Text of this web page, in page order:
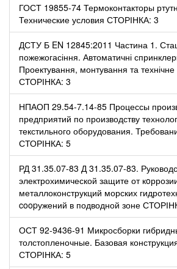
ГОСТ 19855-74 Термоконтакторы
Технические условия СТОРІНКА: 3
ДСТУ Б EN 12845:2011 Частина 1.
пожежогасіння. Автоматичні
Проектування, монтування та
СТОРІНКА: 3
НПАОП 29.54-7.14-85 Процессы
предприятий по производству
текстильного оборудования.
СТОРІНКА: 5
РД 31.35.07-83 Д 31.35.07-83.
электрохимической защите от
металлоконструкций морских
coopужений в подводной зоне
ОСТ 92-9436-91 Микросборки
толстопленочные. Базовая
СТОРІНКА: 5